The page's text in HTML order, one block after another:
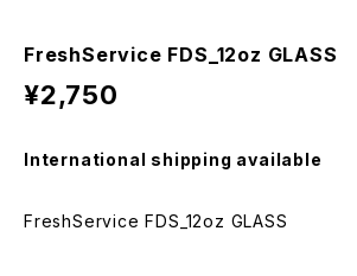
FreshService FDS_12oz GLASS
¥2,750
International shipping available
FreshService FDS_12oz GLASS